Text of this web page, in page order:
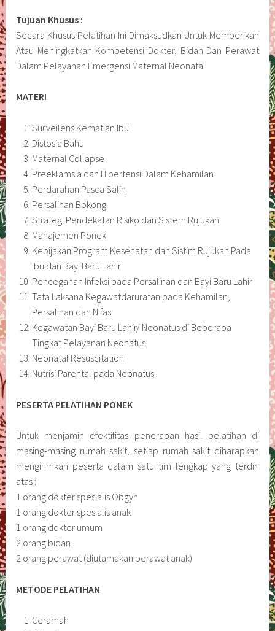
Tujuan Khusus :
Secara Khusus Pelatihan Ini Dimaksudkan Untuk Memberikan
Atau Meningkatkan Kompetensi Dokter, Bidan Dan Perawat
Dalam Pelayanan Emergensi Maternal Neonatal
MATERI
Surveilens Kematian Ibu
Distosia Bahu
Maternal Collapse
Preeklamsia dan Hipertensi Dalam Kehamilan
Perdarahan Pasca Salin
Persalinan Bokong
Strategi Pendekatan Risiko dan Sistem Rujukan
Manajemen Ponek
Kebijakan Program Kesehatan dan Sistim Rujukan Pada
Ibu dan Bayi Baru Lahir
Pencegahan Infeksi pada Persalinan dan Bayi Baru Lahir
Tata Laksana Kegawatdaruratan pada Kehamilan,
Persalinan dan Nifas
Kegawatan Bayi Baru Lahir/ Neonatus di Beberapa
Tingkat Pelayanan Neonatus
Neonatal Resuscitation
Nutrisi Parental pada Neonatus
PESERTA PELATIHAN PONEK
Untuk menjamin efektifitas penerapan hasil pelatihan di
masing-masing rumah sakit, setiap rumah sakit diharapkan
mengirimkan peserta dalam satu tim lengkap yang terdiri
atas :
1 orang dokter spesialis Obgyn
1 orang dokter spesialis anak
1 orang dokter umum
2 orang bidan
2 orang perawat (diutamakan perawat anak)
METODE PELATIHAN
Ceramah